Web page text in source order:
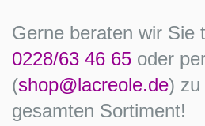
Gerne beraten wir Sie
0228/63 46 65 oder
(shop@lacreole.de) zu
gesamten Sortiment!